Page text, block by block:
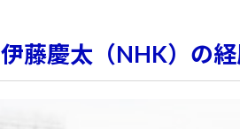
伊藤慶太（NHK）の